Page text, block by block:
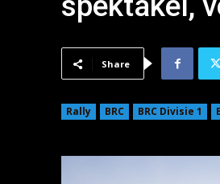
Share
Rally BRC BRC Divisie 1